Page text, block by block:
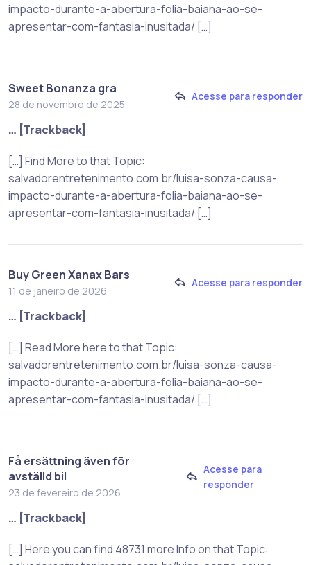
impacto-durante-a-abertura-folia-baiana-ao-se-
apresentar-com-fantasia-inusitada/ […]
Sweet Bonanza gra
28 de novembro de 2025
Acesse para responder
… [Trackback]
[…] Find More to that Topic:
salvadorentretenimento.com.br/luisa-sonza-causa-
impacto-durante-a-abertura-folia-baiana-ao-se-
apresentar-com-fantasia-inusitada/ […]
Buy Green Xanax Bars
11 de janeiro de 2026
Acesse para responder
… [Trackback]
[…] Read More here to that Topic:
salvadorentretenimento.com.br/luisa-sonza-causa-
impacto-durante-a-abertura-folia-baiana-ao-se-
apresentar-com-fantasia-inusitada/ […]
Få ersättning även för
avställd bil
23 de fevereiro de 2026
Acesse para
responder
… [Trackback]
[…] Here you can find 48731 more Info on that Topic: